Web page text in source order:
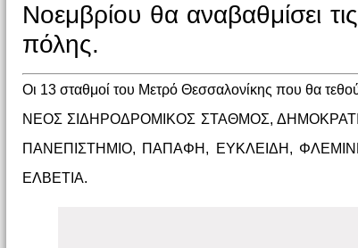
Νοεμβρίου θα αναβαθμίσει
πόλης.
Οι 13 σταθμοί του Μετρό Θεσσαλονίκης που θα
ΝΕΟΣ ΣΙΔΗΡΟΔΡΟΜΙΚΟΣ ΣΤΑΘΜΟΣ,
ΠΑΝΕΠΙΣΤΗΜΙΟ, ΠΑΠΑΦΗ, ΕΥΚΛΕΙΔΗ,
ΕΛΒΕΤΙΑ.